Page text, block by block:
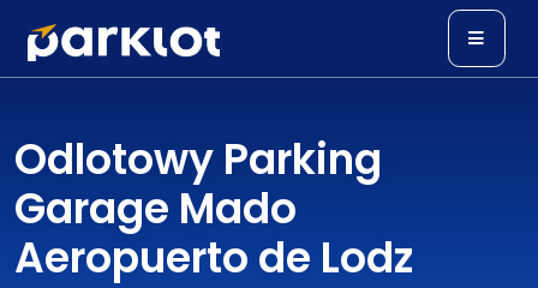
Odlotowy Parking
Garage Mado
Aeropuerto de Lodz